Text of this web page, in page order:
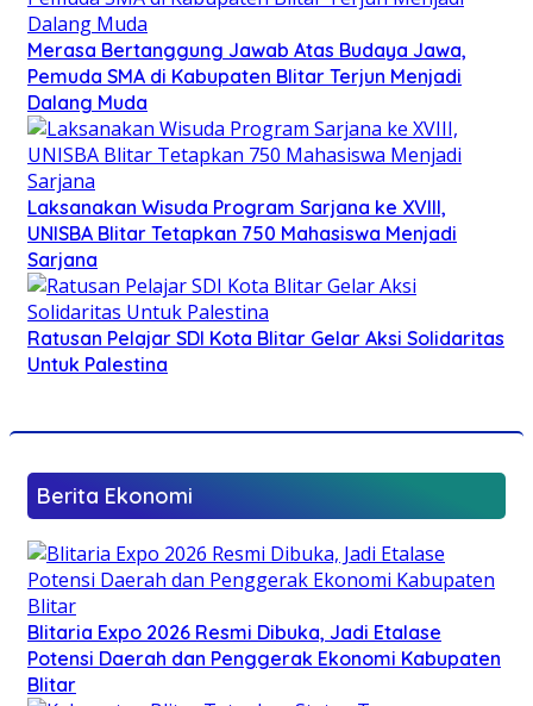
Merasa Bertanggung Jawab Atas Budaya Jawa,
Pemuda SMA di Kabupaten Blitar Terjun Menjadi
Dalang Muda
Laksanakan Wisuda Program Sarjana ke XVIII,
UNISBA Blitar Tetapkan 750 Mahasiswa Menjadi
Sarjana
Ratusan Pelajar SDI Kota Blitar Gelar Aksi Solidaritas
Untuk Palestina
Berita Ekonomi
Blitaria Expo 2026 Resmi Dibuka, Jadi Etalase
Potensi Daerah dan Penggerak Ekonomi Kabupaten
Blitar